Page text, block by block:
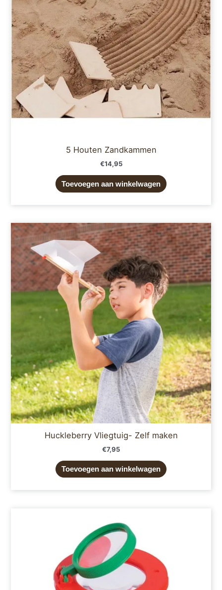
5 Houten Zandkammen
€14,95
Toevoegen aan winkelwagen
Huckleberry Vliegtuig- Zelf maken
€7,95
Toevoegen aan winkelwagen